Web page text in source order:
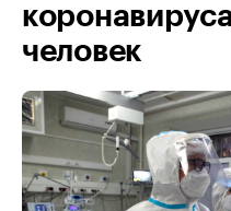
человек